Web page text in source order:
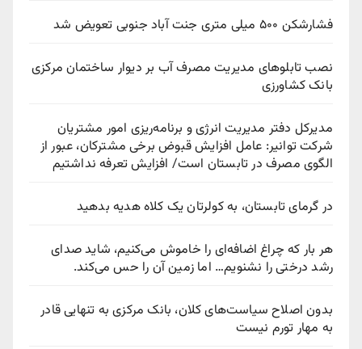
فشارشکن ۵۰۰ میلی متری جنت آباد جنوبی تعویض شد
نصب تابلوهای مدیریت مصرف آب بر دیوار ساختمان مرکزی
بانک کشاورزی
مدیرکل دفتر مدیریت انرژی و برنامه‌ریزی امور مشتریان
شرکت توانیر: عامل افزایش قبوض برخی مشترکان، عبور از
الگوی مصرف در تابستان است/ افزایش تعرفه نداشتیم
در گرمای تابستان، به کولرتان یک کلاه هدیه بدهید
هر بار که چراغ اضافه‌ای را خاموش می‌کنیم، شاید صدای
رشد درختی را نشنویم… اما زمین آن را حس می‌کند.
بدون اصلاح سیاست‌های کلان، بانک مرکزی به تنهایی قادر
به مهار تورم نیست